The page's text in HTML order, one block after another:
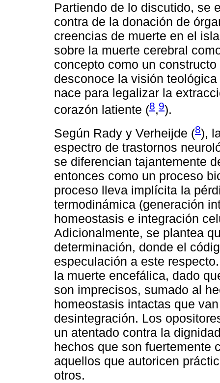
Partiendo de lo discutido, se
contra de la donación de
creencias de muerte en el
sobre la muerte cerebral
concepto como un
desconoce la visión
nace para legalizar la
corazón latiente (8,9).
Según Rady y Verheijde (8),
espectro de trastornos
se diferencian tajantemente
entonces como un proceso
proceso lleva implícita la
termodinámica (generación
homeostasis e integración
Adicionalmente, se plantea
determinación, donde el
especulación a este
la muerte encefálica, dado
son imprecisos, sumado al
homeostasis intactas que
desintegración. Los
un atentado contra la
hechos que son fuertemente
aquellos que autoricen
otros.